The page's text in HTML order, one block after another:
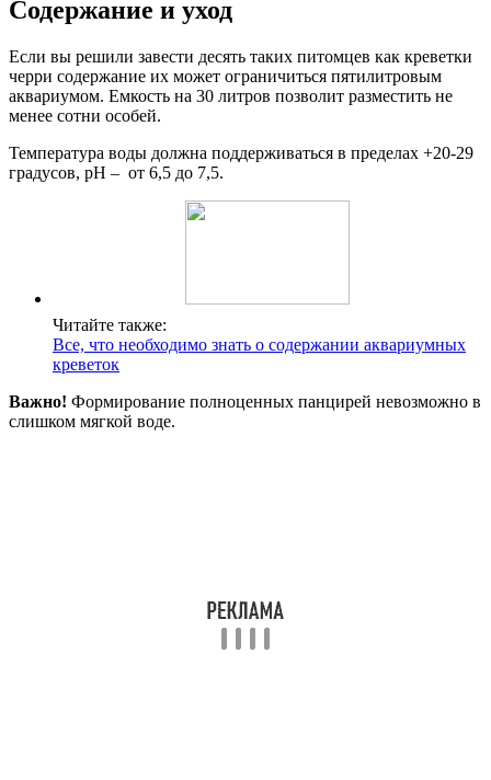
Содержание и уход
Если вы решили завести десять таких питомцев как креветки
черри содержание их может ограничиться пятилитровым
аквариумом. Емкость на 30 литров позволит разместить не
менее сотни особей.
Температура воды должна поддерживаться в пределах +20-29
градусов, pH – от 6,5 до 7,5.
Читайте также:
Все, что необходимо знать о содержании аквариумных
креветок
Важно! Формирование полноценных панцирей невозможно в
слишком мягкой воде.